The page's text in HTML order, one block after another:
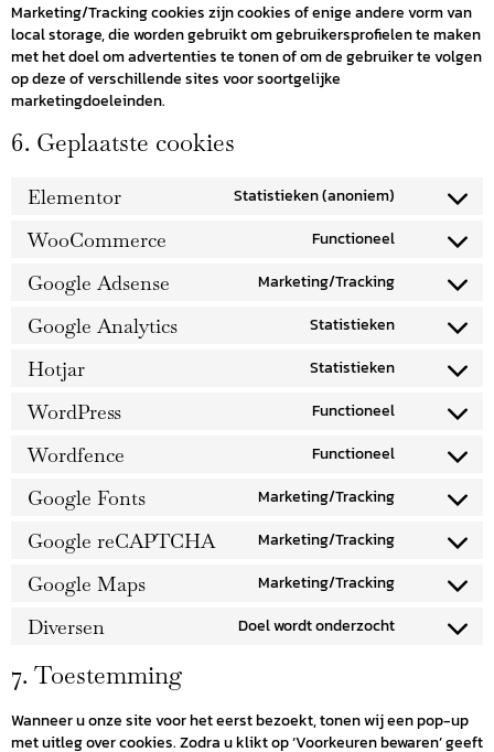
Marketing/Tracking cookies zijn cookies of enige andere vorm van
local storage, die worden gebruikt om gebruikersprofielen te maken
met het doel om advertenties te tonen of om de gebruiker te volgen
op deze of verschillende sites voor soortgelijke
marketingdoeleinden.
6. Geplaatste cookies
Elementor Statistieken (anoniem)
WooCommerce Functioneel
Google Adsense Marketing/Tracking
Google Analytics Statistieken
Hotjar Statistieken
WordPress Functioneel
Wordfence Functioneel
Google Fonts Marketing/Tracking
Google reCAPTCHA Marketing/Tracking
Google Maps Marketing/Tracking
Diversen Doel wordt onderzocht
7. Toestemming
Wanneer u onze site voor het eerst bezoekt, tonen wij een pop-up
met uitleg over cookies. Zodra u klikt op ‘Voorkeuren bewaren’ geeft